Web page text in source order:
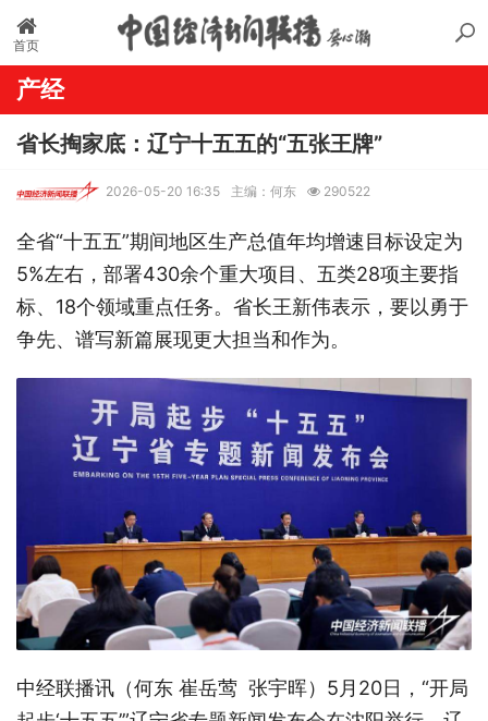
首页
产经
省长掏家底：辽宁十五五的“五张王牌”
2026-05-20 16:35 主编：何东 290522
全省“十五五”期间地区生产总值年均增速目标设定为
5%左右，部署430余个重大项目、五类28项主要指
标、18个领域重点任务。省长王新伟表示，要以勇于
争先、谱写新篇展现更大担当和作为。
中经联播讯（何东 崔岳莺 张宇晖）5月20日，“开局